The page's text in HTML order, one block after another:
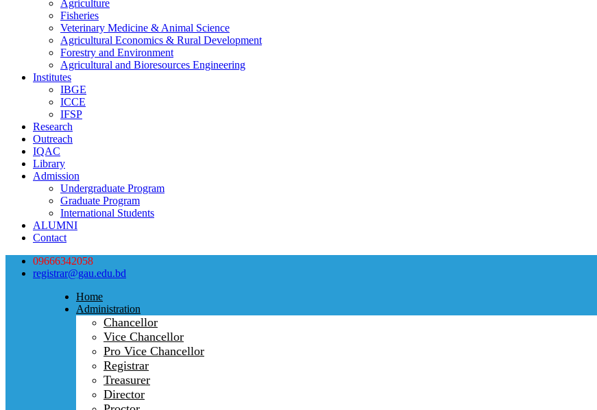
Agriculture
Fisheries
Veterinary Medicine & Animal Science
Agricultural Economics & Rural Development
Forestry and Environment
Agricultural and Bioresources Engineering
Institutes
IBGE
ICCE
IFSP
Research
Outreach
IQAC
Library
Admission
Undergraduate Program
Graduate Program
International Students
ALUMNI
Contact
09666342058
registrar@gau.edu.bd
Home
Administration
Chancellor
Vice Chancellor
Pro Vice Chancellor
Registrar
Treasurer
Director